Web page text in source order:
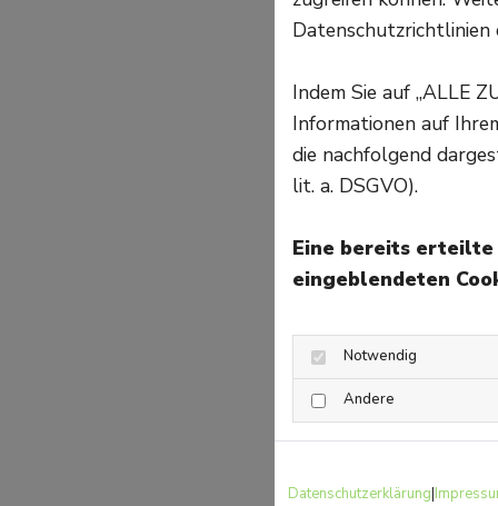
Datenschutzrichtlinien
Indem Sie auf „ALLE
Informationen auf
die nachfolgend
lit. a. DSGVO).
Eine bereits erteilte
eingeblendeten
Notwendig
Andere
Datenschutzerklärung|